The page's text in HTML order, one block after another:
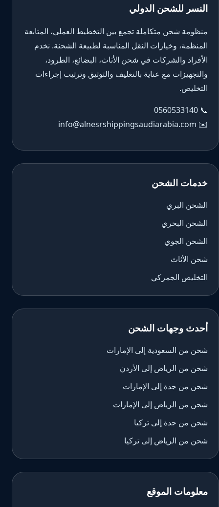
النسر للشحن الدولي
منظومة شحن متكاملة تجمع بين التخطيط العملي، المتابعة
المنظمة، وخيارات النقل المناسبة لطبيعة الشحنة. نخدم
الأفراد والشركات في شحن الأثاث، البضائع، الطرود،
والتجهيزات مع عناية بالتغليف والتوثيق وترتيب إجراءات
التخليص.
📞
0560533140
✉️
info@alnesrshippingsaudiarabia.com
خدمات الشحن
الشحن البري
الشحن البحري
الشحن الجوي
شحن الأثاث
التخليص الجمركي
أحدث وجهات الشحن
شحن من السعودية إلى الإمارات
شحن من الرياض إلى الأردن
شحن من جدة إلى الإمارات
شحن من الرياض إلى الإمارات
شحن من جدة إلى تركيا
شحن من الرياض إلى تركيا
معلومات الموقع